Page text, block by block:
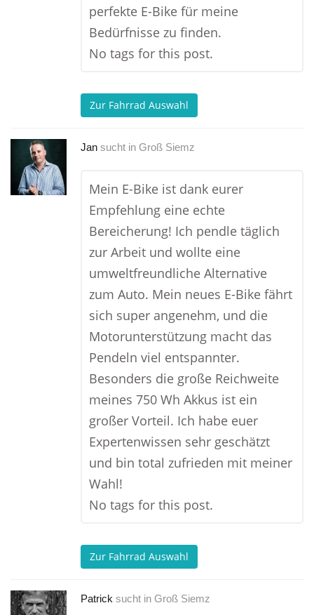
perfekte E-Bike für meine
Bedürfnisse zu finden.
No tags for this post.
Zur Fahrrad Auswahl
Jan sucht in Groß Siemz
Mein E-Bike ist dank eurer
Empfehlung eine echte
Bereicherung! Ich pendle täglich
zur Arbeit und wollte eine
umweltfreundliche Alternative
zum Auto. Mein neues E-Bike fährt
sich super angenehm, und die
Motorunterstützung macht das
Pendeln viel entspannter.
Besonders die große Reichweite
meines 750 Wh Akkus ist ein
großer Vorteil. Ich habe euer
Expertenwissen sehr geschätzt
und bin total zufrieden mit meiner
Wahl!
No tags for this post.
Zur Fahrrad Auswahl
Patrick sucht in Groß Siemz